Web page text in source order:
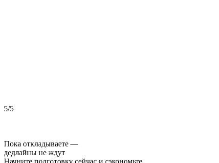
5/5
Пока откладываете —
дедлайны не ждут